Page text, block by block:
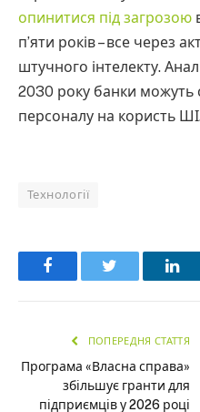
опинитися під загрозою
п’яти років – все через
штучного інтелекту.
2030 року банки можуть
персоналу на користь
Технології
Facebook
ПОПЕРЕДНЯ СТАТТЯ
Програма «Власна справа»
збільшує гранти для
підприємців у 2026 році